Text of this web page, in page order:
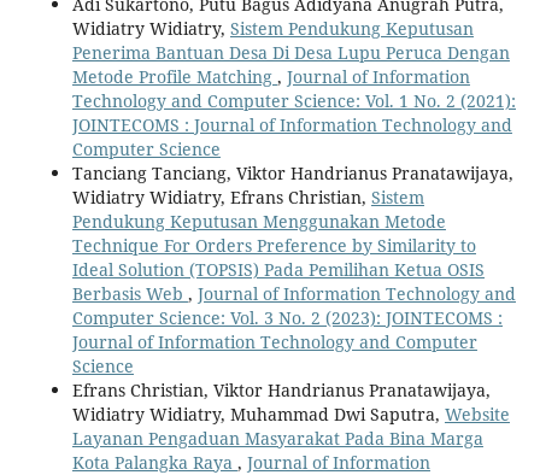
Widiatry Widiatry, Sistem Pendukung Keputusan
Penerima Bantuan Desa Di Desa Lupu Peruca Dengan
Metode Profile Matching , Journal of Information
Technology and Computer Science: Vol. 1 No. 2 (2021):
JOINTECOMS : Journal of Information Technology and
Computer Science
Tanciang Tanciang, Viktor Handrianus Pranatawijaya,
Widiatry Widiatry, Efrans Christian, Sistem
Pendukung Keputusan Menggunakan Metode
Technique For Orders Preference by Similarity to
Ideal Solution (TOPSIS) Pada Pemilihan Ketua OSIS
Berbasis Web , Journal of Information Technology and
Computer Science: Vol. 3 No. 2 (2023): JOINTECOMS :
Journal of Information Technology and Computer
Science
Efrans Christian, Viktor Handrianus Pranatawijaya,
Widiatry Widiatry, Muhammad Dwi Saputra, Website
Layanan Pengaduan Masyarakat Pada Bina Marga
Kota Palangka Raya , Journal of Information